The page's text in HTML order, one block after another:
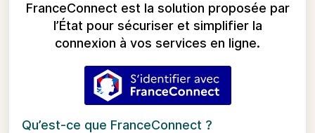
FranceConnect est la solution proposée par
l’État pour sécuriser et simplifier la
connexion à vos services en ligne.
S’identifier avec
Qu’est-ce que FranceConnect ?